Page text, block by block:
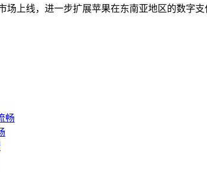
上线，进一步扩展苹果在东南亚地区的数字